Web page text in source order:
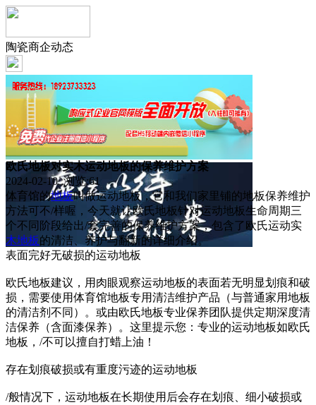
陶瓷商企动态
欧氏地板对实木运动地板的保养维护方案
2024-02-10 浏览:61
体育馆的地板叫做运动地板，它和我们家里铺的地板保养维护
方法可不/样喔，今天就让欧氏地板针对运动地板生命周期三
个不同阶段给出/套完善的保养维护方案，包含了欧氏运动实
木地板的清洁、养护与翻新的详细介绍。
表面完好无破损的运动地板
欧氏地板建议，用肉眼观察运动地板的表面若无明显划痕和破
损，需要使用体育馆地板专用清洁维护产品（与普通家用地板
的清洁剂不同）。或由欧氏地板专业保养团队提供定期深度清
洁保养（含面漆保养）。这里提示您：专业的运动地板如欧氏
地板，/不可以擅自打蜡上油！
存在划痕破损或有重度污迹的运动地板
/般情况下，运动地板在长期使用后会存在划痕、细小破损或